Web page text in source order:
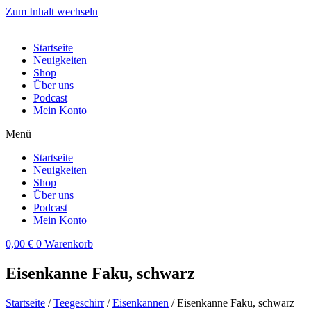
Zum Inhalt wechseln
Startseite
Neuigkeiten
Shop
Über uns
Podcast
Mein Konto
Menü
Startseite
Neuigkeiten
Shop
Über uns
Podcast
Mein Konto
0,00 € 0 Warenkorb
Eisenkanne Faku, schwarz
Startseite /Teegeschirr/Eisenkannen / Eisenkanne Faku, schwarz